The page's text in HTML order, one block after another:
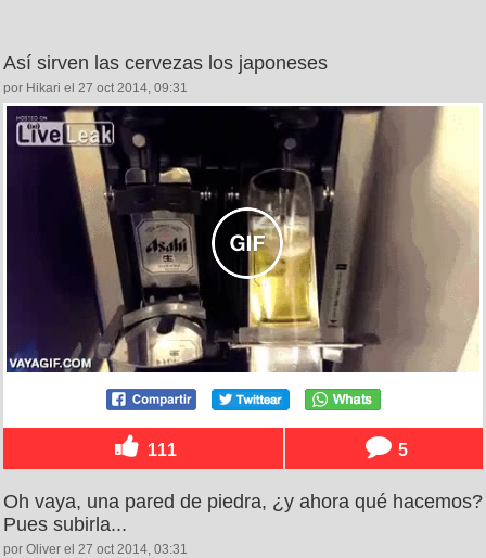
Así sirven las cervezas los japoneses
por Hikari el 27 oct 2014, 09:31
111 5
Oh vaya, una pared de piedra, ¿y ahora qué hacemos?
Pues subirla...
por Oliver el 27 oct 2014, 03:31